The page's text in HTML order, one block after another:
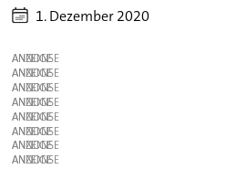
1. Dezember 2020
ANZEIGE
ANZEIGE
ANZEIGE
ANZEIGE
ANZEIGE
ANZEIGE
ANZEIGE
ANZEIGE